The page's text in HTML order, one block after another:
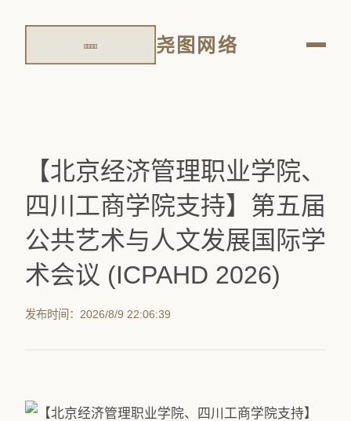
尧图网络
【北京经济管理职业学院、
四川工商学院支持】第五届
公共艺术与人文发展国际学
术会议 (ICPAHD 2026)
发布时间：2026/8/9 22:06:39